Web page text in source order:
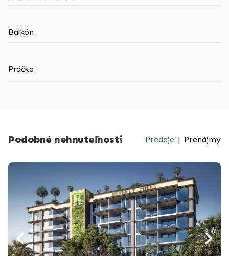
Balkón
Práčka
Podobné nehnuteľnosti Predaje | Prenájmy